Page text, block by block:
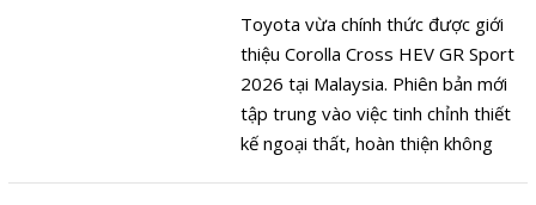
Toyota vừa chính thức được giới
thiệu Corolla Cross HEV GR Sport
2026 tại Malaysia. Phiên bản mới
tập trung vào việc tinh chỉnh thiết
kế ngoại thất, hoàn thiện không